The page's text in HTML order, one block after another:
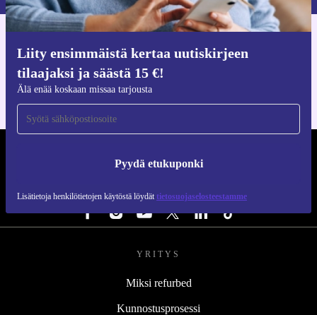
Liity ensimmäistä kertaa uutiskirjeen
tilaajaksi ja säästä 15 €!
Älä enää koskaan missaa tarjousta
Pyydä etukuponki
Lisätietoja henkilötietojen käytöstä löydät tietosuojaselosteestamme
iOS:lle ja Androidille
YRITYS
Miksi refurbed
Kunnostusprosessi